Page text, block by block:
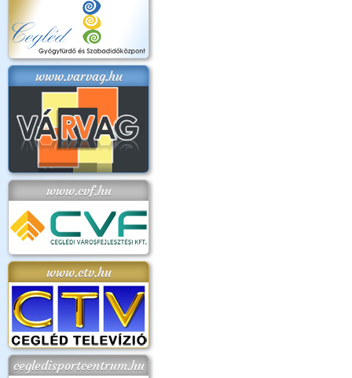
www.varvag.hu
www.cvf.hu
www.ctv.hu
cegledisportcentrum.hu